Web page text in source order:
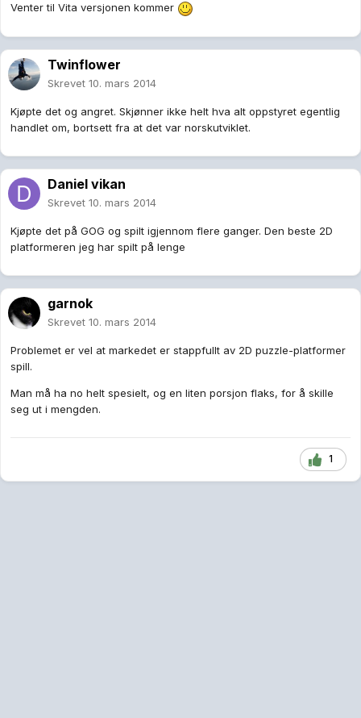
Venter til Vita versjonen kommer
Twinflower
Skrevet 10. mars 2014
Kjøpte det og angret. Skjønner ikke helt hva alt oppstyret egentlig
handlet om, bortsett fra at det var norskutviklet.
Daniel vikan
Skrevet 10. mars 2014
Kjøpte det på GOG og spilt igjennom flere ganger. Den beste 2D
platformeren jeg har spilt på lenge
garnok
Skrevet 10. mars 2014
Problemet er vel at markedet er stappfullt av 2D puzzle-platformer
spill.
Man må ha no helt spesielt, og en liten porsjon flaks, for å skille
seg ut i mengden.
1